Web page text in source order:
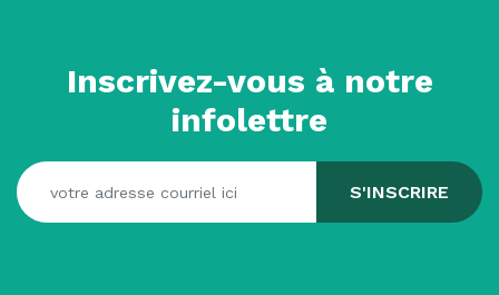
Inscrivez-vous à notre
infolettre